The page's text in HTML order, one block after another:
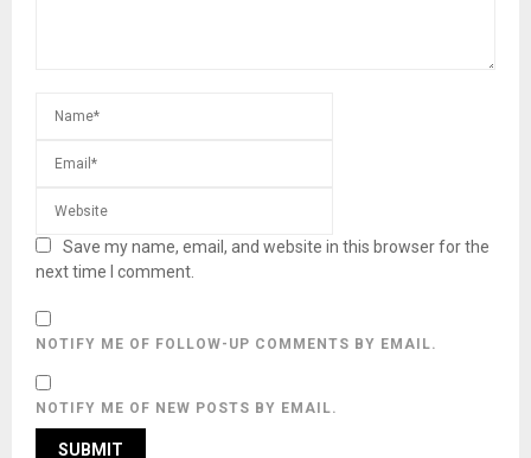
Save my name, email, and website in this browser for the
next time I comment.
NOTIFY ME OF FOLLOW-UP COMMENTS BY EMAIL.
NOTIFY ME OF NEW POSTS BY EMAIL.